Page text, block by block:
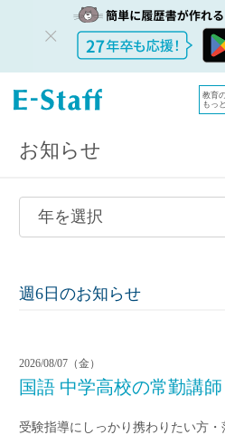
教育
もっ
教員採用情報のイー・スタッフ TOP
お知らせ
週6日のお知らせ
2026/08/07（金）
国語 中学高校の常勤講
受験指導にしっかり携わりたい方